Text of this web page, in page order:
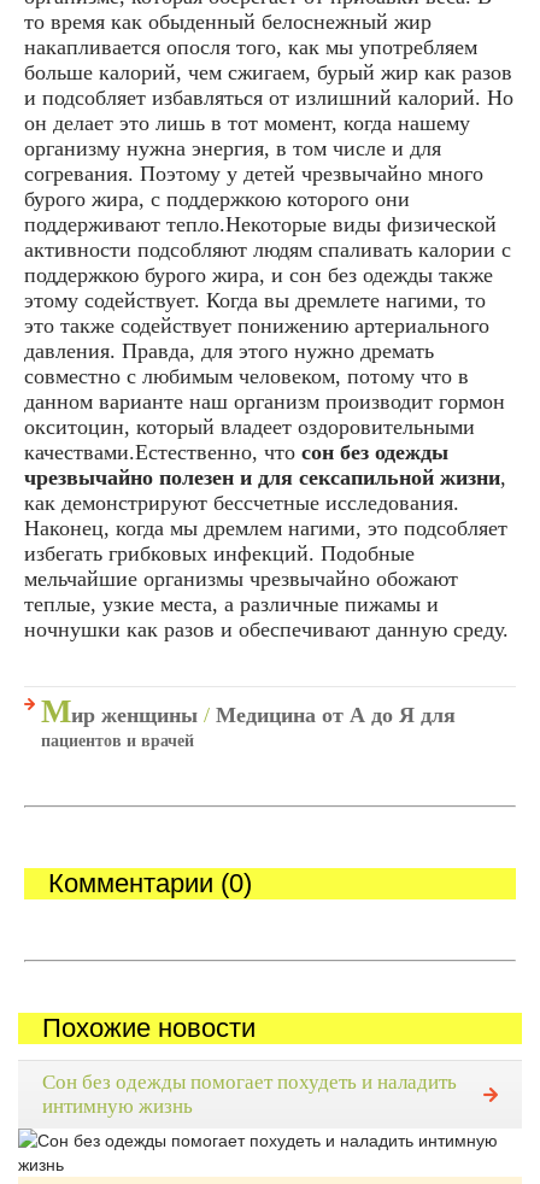
то время как обыденный белоснежный жир
накапливается опосля того, как мы употребляем
больше калорий, чем сжигаем, бурый жир как разов
и подсобляет избавляться от излишний калорий. Но
он делает это лишь в тот момент, когда нашему
организму нужна энергия, в том числе и для
согревания. Поэтому у детей чрезвычайно много
бурого жира, с поддержкою которого они
поддерживают тепло.Некоторые виды физической
активности подсобляют людям спаливать калории с
поддержкою бурого жира, и сон без одежды также
этому содействует. Когда вы дремлете нагими, то
это также содействует понижению артериального
давления. Правда, для этого нужно дремать
совместно с любимым человеком, потому что в
данном варианте наш организм производит гормон
окситоцин, который владеет оздоровительными
качествами.Естественно, что сон без одежды
чрезвычайно полезен и для сексапильной жизни,
как демонстрируют бессчетные исследования.
Наконец, когда мы дремлем нагими, это подсобляет
избегать грибковых инфекций. Подобные
мельчайшие организмы чрезвычайно обожают
теплые, узкие места, а различные пижамы и
ночнушки как разов и обеспечивают данную среду.
Мир женщины / Медицина от А до Я для
пациентов и врачей
Комментарии (0)
Похожие новости
Сон без одежды помогает похудеть и наладить
интимную жизнь